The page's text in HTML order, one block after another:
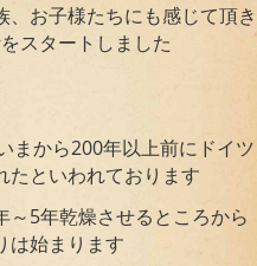
お子様たちにも感じて頂き
スタートしました
まから200年以上前にドイツ
たといわれております
～5年乾燥させるところから
は始まります